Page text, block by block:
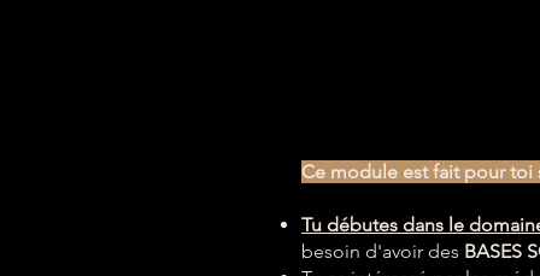
- Vendredi 27 mars 2026
- Dimanche 29 mars 2026
Ce module est fait pour toi
Tu débutes dans le
besoin d'avoir des BASES